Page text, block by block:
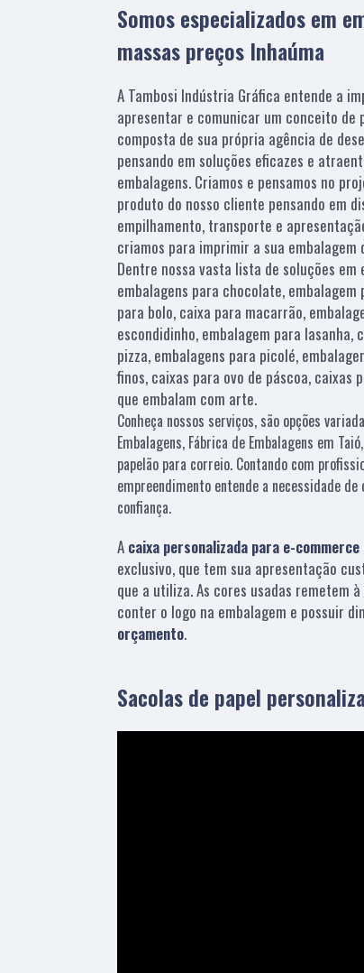
Somos especializados em
massas preços Inhaúma
A Tambosi Indústria Gráfica entende a
apresentar e comunicar um conceito
composta de sua própria agência de
pensando em soluções eficazes e
embalagens. Criamos e pensamos no
produto do nosso cliente pensando em
empilhamento, transporte e
criamos para imprimir a sua embalagem
Dentre nossa vasta lista de soluções em
embalagens para chocolate,
para bolo, caixa para macarrão,
escondidinho, embalagem para lasanha,
pizza, embalagens para picolé,
finos, caixas para ovo de páscoa, caixas
que embalam com arte.
Conheça nossos serviços, são opções
Embalagens, Fábrica de Embalagens em
papelão para correio. Contando com
empreendimento entende a necessidade
confiança.
A caixa personalizada para e-commerce
exclusivo, que tem sua apresentação
que a utiliza. As cores usadas remetem
conter o logo na embalagem e possuir
orçamento.
Sacolas de papel